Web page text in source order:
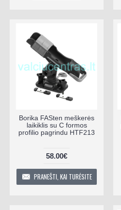
Borika FASten meškerės
laikiklis su C formos
profilio pagrindu HTF213
58.00€
PRANEŠTI, KAI TURĖSITE